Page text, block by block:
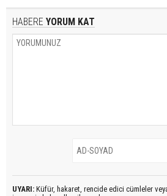
HABERE YORUM KAT
UYARI: Küfür, hakaret, rencide edici cümleler